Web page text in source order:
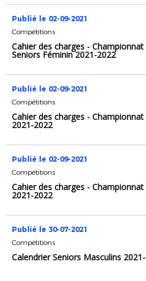
Publié le 02-09-2021
Compétitions
Cahier des charges - Championnat
Seniors Féminin 2021-2022
Publié le 02-09-2021
Compétitions
Cahier des charges -
2021-2022
Publié le 02-09-2021
Compétitions
Cahier des charges -
2021-2022
Publié le 30-07-2021
Compétitions
Calendrier Seniors Masculins